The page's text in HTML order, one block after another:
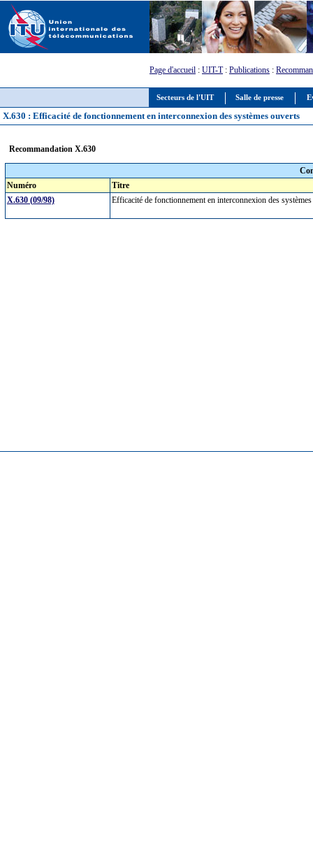
Secteurs de l'UIT Salle de presse
Page d'accueil : UIT-T: Publications :
X.630 : Efficacité de fonctionnement en interconnexion des systèmes ouverts
Recommandation X.630
Numéro
Titre
X.630 (09/98)
Efficacité de fonctionnement en interconnexion des